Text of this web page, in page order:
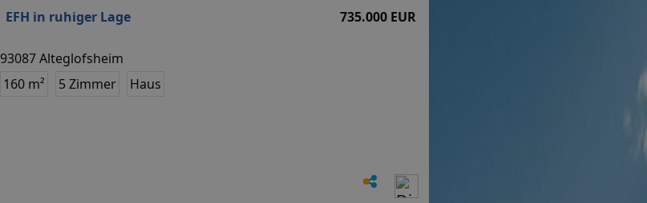
EFH in ruhiger Lage 735.000 EUR
93087 Alteglofsheim
160 m²
5 Zimmer Haus